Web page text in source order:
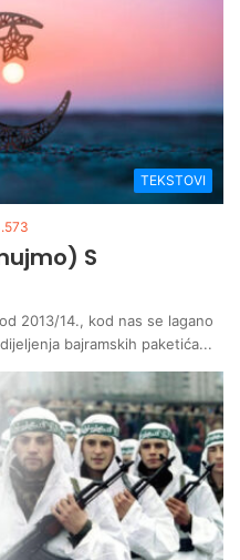
TEKSTOVI
S
2013/14., kod nas se lagano
bajramskih paketića...